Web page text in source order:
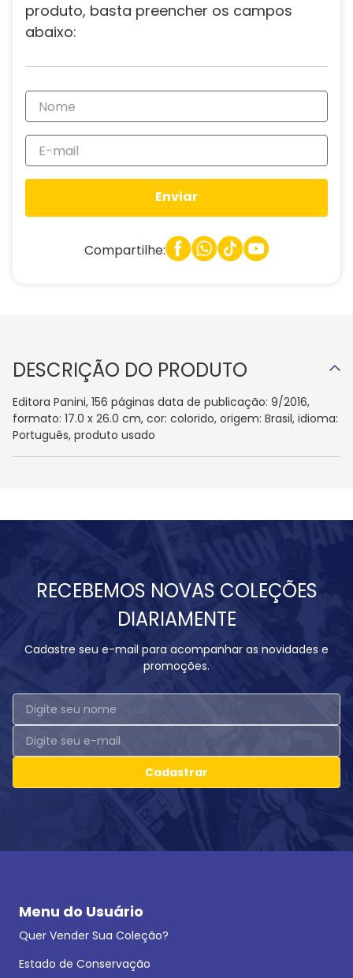
produto, basta preencher os campos
abaixo:
Enviar
Compartilhe:
DESCRIÇÃO DO PRODUTO
Editora Panini, 156 páginas data de publicação: 9/2016,
formato: 17.0 x 26.0 cm, cor: colorido, origem: Brasil, idioma:
Português, produto usado
RECEBEMOS NOVAS COLEÇÕES
DIARIAMENTE
Cadastre seu e-mail para acompanhar as novidades e
promoções.
Cadastrar
Menu do Usuário
Quer Vender Sua Coleção?
Estado de Conservação